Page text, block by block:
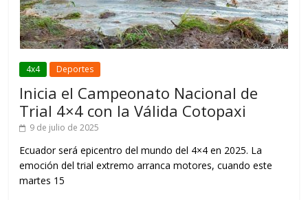
4x4 Deportes
Inicia el Campeonato Nacional de
Trial 4×4 con la Válida Cotopaxi
9 de julio de 2025
Ecuador será epicentro del mundo del 4×4 en 2025. La
emoción del trial extremo arranca motores, cuando este
martes 15